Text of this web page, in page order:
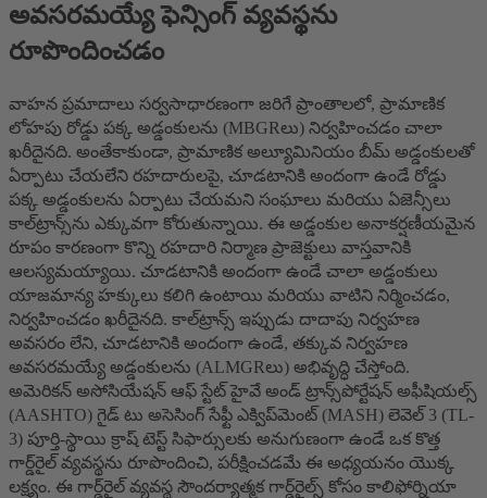
అవసరమయ్యే ఫెన్సింగ్ వ్యవస్థను
రూపొందించడం
వాహన ప్రమాదాలు సర్వసాధారణంగా జరిగే ప్రాంతాలలో, ప్రామాణిక
లోహపు రోడ్డు పక్క అడ్డంకులను (MBGRలు) నిర్వహించడం చాలా
ఖరీదైనది. అంతేకాకుండా, ప్రామాణిక అల్యూమినియం బీమ్ అడ్డంకులతో
ఏర్పాటు చేయలేని రహదారులపై, చూడటానికి అందంగా ఉండే రోడ్డు
పక్క అడ్డంకులను ఏర్పాటు చేయమని సంఘాలు మరియు ఏజెన్సీలు
కాల్‌ట్రాన్స్‌ను ఎక్కువగా కోరుతున్నాయి. ఈ అడ్డంకుల అనాకర్షణీయమైన
రూపం కారణంగా కొన్ని రహదారి నిర్మాణ ప్రాజెక్టులు వాస్తవానికి
ఆలస్యమయ్యాయి. చూడటానికి అందంగా ఉండే చాలా అడ్డంకులు
యాజమాన్య హక్కులు కలిగి ఉంటాయి మరియు వాటిని నిర్మించడం,
నిర్వహించడం ఖరీదైనది. కాల్‌ట్రాన్స్ ఇప్పుడు దాదాపు నిర్వహణ
అవసరం లేని, చూడటానికి అందంగా ఉండే, తక్కువ నిర్వహణ
అవసరమయ్యే అడ్డంకులను (ALMGRలు) అభివృద్ధి చేస్తోంది.
అమెరికన్ అసోసియేషన్ ఆఫ్ స్టేట్ హైవే అండ్ ట్రాన్స్‌పోర్టేషన్ అఫీషియల్స్
(AASHTO) గైడ్ టు అసెసింగ్ సేఫ్టీ ఎక్విప్‌మెంట్ (MASH) లెవెల్ 3 (TL-
3) పూర్తి-స్థాయి క్రాష్ టెస్ట్ సిఫార్సులకు అనుగుణంగా ఉండే ఒక కొత్త
గార్డ్‌రైల్ వ్యవస్థను రూపొందించి, పరీక్షించడమే ఈ అధ్యయనం యొక్క
లక్ష్యం. ఈ గార్డ్‌రైల్ వ్యవస్థ సౌందర్యాత్మక గార్డ్‌రైల్స్ కోసం కాలిఫోర్నియా